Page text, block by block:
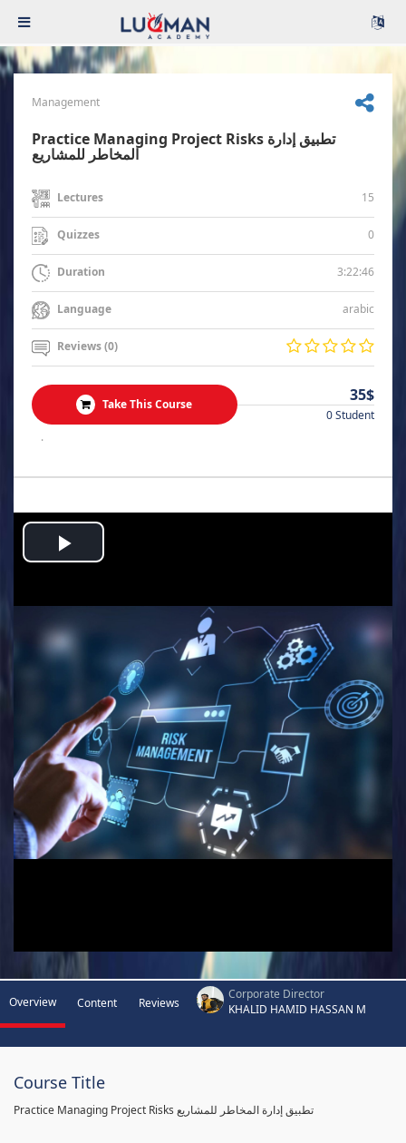
Management
Practice Managing Project Risks تطبيق إدارة
المخاطر للمشاريع
Lectures 15
Quizzes 0
Duration 3:22:46
Language arabic
Reviews (0)
Take This Course 35$
0 Student
.
Play
Video
Overview Content Reviews
Corporate Director
KHALID HAMID HASSAN M
Course Title
Practice Managing Project Risks تطبيق إدارة المخاطر للمشاريع